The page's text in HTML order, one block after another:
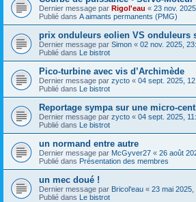
Dernier message par Rigol'eau « 23 nov.
Publié dans A aimants permanents (PMG)
prix onduleurs eolien VS onduleurs
Dernier message par Simon « 02 nov. 2025,
Publié dans Le bistrot
Pico-turbine avec vis d’Archimède
Dernier message par zycto « 04 sept. 2025,
Publié dans Le bistrot
Reportage sympa sur une micro-
Dernier message par zycto « 04 sept. 2025,
Publié dans Le bistrot
un normand entre autre
Dernier message par McGyver27 « 26 août
Publié dans Présentation des membres
un mec doué !
Dernier message par Bricol'eau « 23 mai 2025,
Publié dans Le bistrot